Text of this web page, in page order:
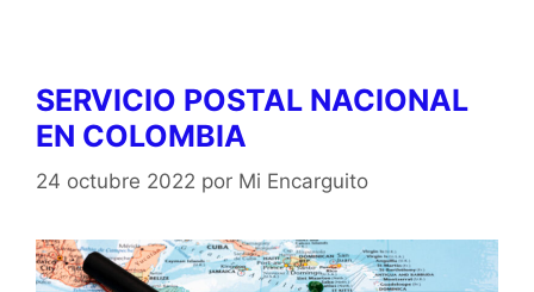
SERVICIO POSTAL NACIONAL
EN COLOMBIA
24 octubre 2022 por Mi Encarguito